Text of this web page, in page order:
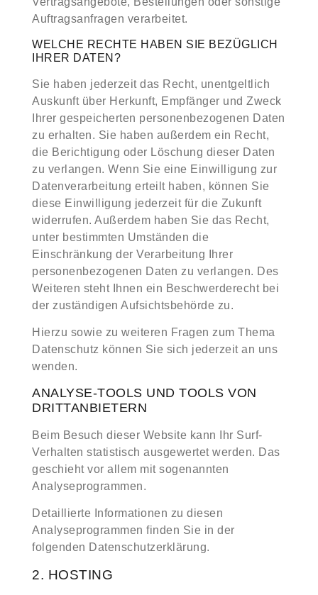
Auftragsanfragen verarbeitet.
WELCHE RECHTE HABEN SIE BEZÜGLICH
IHRER DATEN?
Sie haben jederzeit das Recht, unentgeltlich
Auskunft über Herkunft, Empfänger und Zweck
Ihrer gespeicherten personenbezogenen Daten
zu erhalten. Sie haben außerdem ein Recht,
die Berichtigung oder Löschung dieser Daten
zu verlangen. Wenn Sie eine Einwilligung zur
Datenverarbeitung erteilt haben, können Sie
diese Einwilligung jederzeit für die Zukunft
widerrufen. Außerdem haben Sie das Recht,
unter bestimmten Umständen die
Einschränkung der Verarbeitung Ihrer
personenbezogenen Daten zu verlangen. Des
Weiteren steht Ihnen ein Beschwerderecht bei
der zuständigen Aufsichtsbehörde zu.
Hierzu sowie zu weiteren Fragen zum Thema
Datenschutz können Sie sich jederzeit an uns
wenden.
ANALYSE-TOOLS UND TOOLS VON
DRITT­ANBIETERN
Beim Besuch dieser Website kann Ihr Surf-
Verhalten statistisch ausgewertet werden. Das
geschieht vor allem mit sogenannten
Analyseprogrammen.
Detaillierte Informationen zu diesen
Analyseprogrammen finden Sie in der
folgenden Datenschutzerklärung.
2. HOSTING